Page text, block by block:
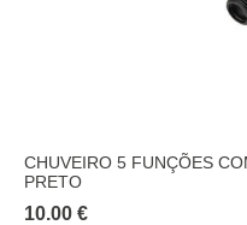
CHUVEIRO 5 FUNÇÕES
PRETO
10.00 €